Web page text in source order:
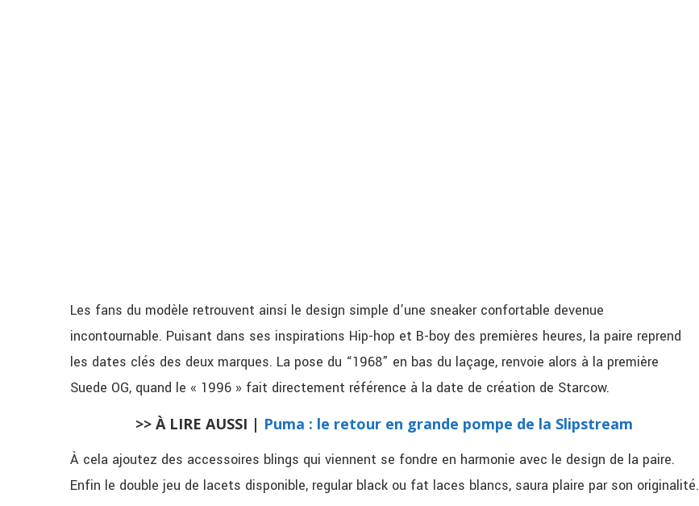
Les fans du modèle retrouvent ainsi le design simple d’une sneaker confortable devenue
incontournable. Puisant dans ses inspirations Hip-hop et B-boy des premières heures, la paire reprend
les dates clés des deux marques. La pose du “1968” en bas du laçage, renvoie alors à la première
Suede OG, quand le « 1996 » fait directement référence à la date de création de Starcow.
>> À LIRE AUSSI | Puma : le retour en grande pompe de la Slipstream
À cela ajoutez des accessoires blings qui viennent se fondre en harmonie avec le design de la paire.
Enfin le double jeu de lacets disponible, regular black ou fat laces blancs, saura plaire par son originalité.